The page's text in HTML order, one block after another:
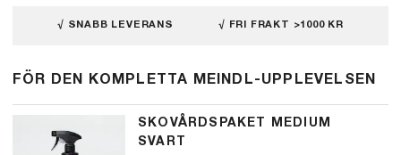
√ SNABB LEVERANS √ FRI FRAKT >1000 KR
FÖR DEN KOMPLETTA MEINDL-UPPLEVELSEN
SKOVÅRDSPAKET MEDIUM
SVART